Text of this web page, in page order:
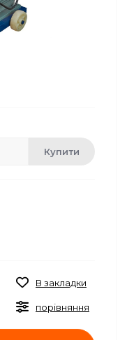
Купити
В закладки
порівняння